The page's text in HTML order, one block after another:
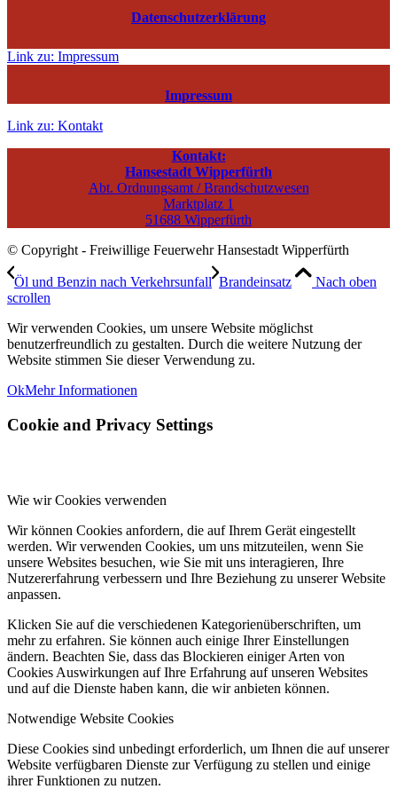
Datenschutzerklärung
Link zu: Impressum
Impressum
Link zu: Kontakt
Kontakt:
Hansestadt Wipperfürth
Abt. Ordnungsamt / Brandschutzwesen
Marktplatz 1
51688 Wipperfürth
© Copyright - Freiwillige Feuerwehr Hansestadt Wipperfürth
Öl und Benzin nach Verkehrsunfall Brandeinsatz
Nach oben
scrollen
Wir verwenden Cookies, um unsere Website möglichst
benutzerfreundlich zu gestalten. Durch die weitere Nutzung der
Website stimmen Sie dieser Verwendung zu.
OkMehr Informationen
Cookie and Privacy Settings
Wie wir Cookies verwenden
Wir können Cookies anfordern, die auf Ihrem Gerät eingestellt
werden. Wir verwenden Cookies, um uns mitzuteilen, wenn Sie
unsere Websites besuchen, wie Sie mit uns interagieren, Ihre
Nutzererfahrung verbessern und Ihre Beziehung zu unserer Website
anpassen.
Klicken Sie auf die verschiedenen Kategorienüberschriften, um
mehr zu erfahren. Sie können auch einige Ihrer Einstellungen
ändern. Beachten Sie, dass das Blockieren einiger Arten von
Cookies Auswirkungen auf Ihre Erfahrung auf unseren Websites
und auf die Dienste haben kann, die wir anbieten können.
Notwendige Website Cookies
Diese Cookies sind unbedingt erforderlich, um Ihnen die auf unserer
Website verfügbaren Dienste zur Verfügung zu stellen und einige
ihrer Funktionen zu nutzen.